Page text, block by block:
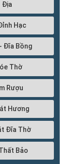
Địa
Hạc
Đĩa Bồng
Thờ
Rượu
Hương
Đĩa Thờ
Bảo